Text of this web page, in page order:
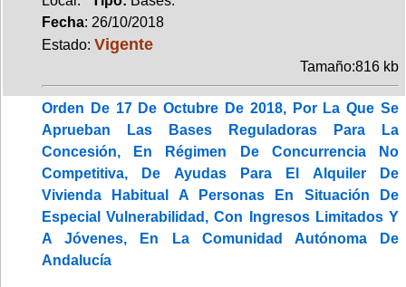
Fecha: 26/10/2018
Estado: Vigente
Tamaño:816 kb
Orden De 17 De Octubre De 2018, Por La Que Se
Aprueban Las Bases Reguladoras Para La
Concesión, En Régimen De Concurrencia No
Competitiva, De Ayudas Para El Alquiler De
Vivienda Habitual A Personas En Situación De
Especial Vulnerabilidad, Con Ingresos Limitados Y
A Jóvenes, En La Comunidad Autónoma De
Andalucía